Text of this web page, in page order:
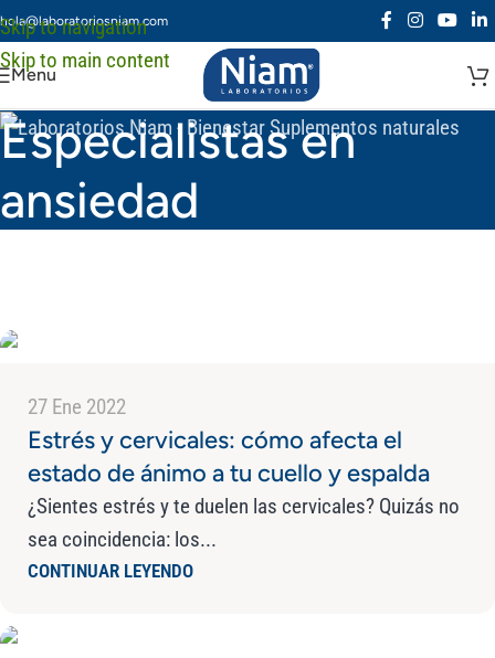
Skip to navigation
Skip to main content
hola@laboratoriosniam.com
Menu
Especialistas en
ansiedad
27 Ene 2022
Estrés y cervicales: cómo afecta el
estado de ánimo a tu cuello y espalda
¿Sientes estrés y te duelen las cervicales? Quizás no
sea coincidencia: los...
CONTINUAR LEYENDO